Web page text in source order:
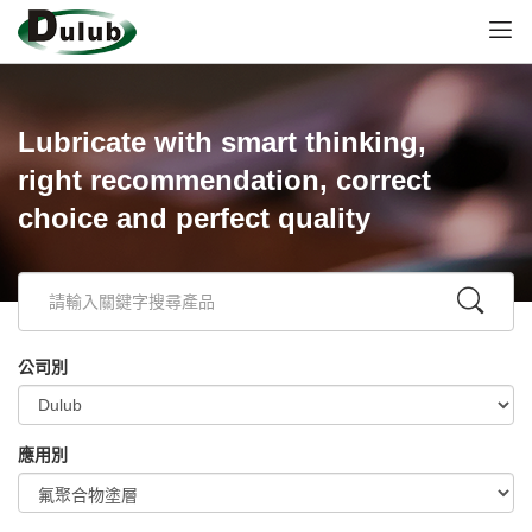
Lubricate with smart thinking,
right recommendation, correct
choice and perfect quality
公司別
應用別